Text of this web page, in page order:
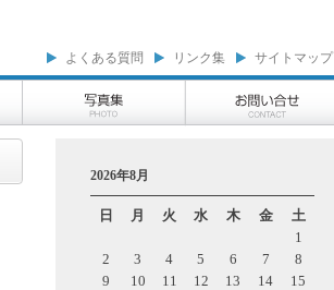
よくある質問 リンク集 サイトマップ
2026年8月
日 月 火 水 木 金 土
1
2
3 4 5 6 7
8
9
10 11 12 13 14
15